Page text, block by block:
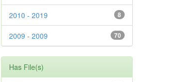
8
2010 - 2019
70
2009 - 2009
Has File(s)